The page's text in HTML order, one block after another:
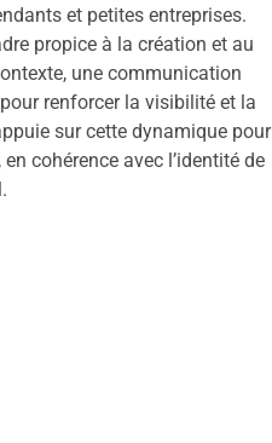
et petites entreprises.
propice à la création et au
une communication
renforcer la visibilité et la
sur cette dynamique pour
cohérence avec l’identité de